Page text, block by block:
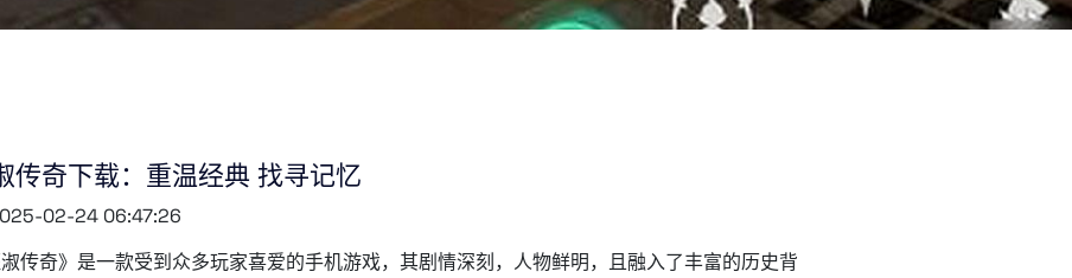
传奇下载：重温经典 找寻记忆
02-24 06:47:26
淑传奇》是一款受到众多玩家喜爱的手机游戏，其剧情深刻，人物鲜明，且融入了丰富的历史背